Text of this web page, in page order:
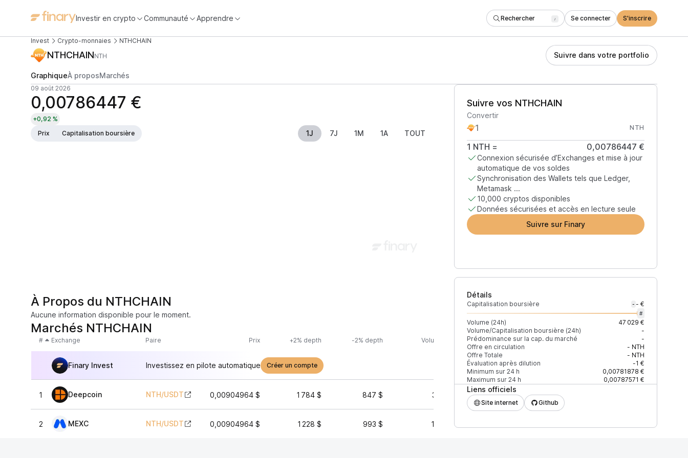
Investir en crypto Communauté Apprendre Rechercher / Se connecter S'inscrire
Invest Crypto-monnaies NTHCHAIN
NTHCHAINNTH Suivre dans votre portfolio
GraphiqueÀ proposMarchés
09 août 2026
0,00786447 €
+0,92 %
Prix
Capitalisation boursière 1J 7J 1M 1A TOUT
Suivre vos NTHCHAIN
Convertir
NTH
1 NTH = 0,00786447 €
Connexion sécurisée d’Exchanges et mise à jour
automatique de vos soldes
Synchronisation des Wallets tels que Ledger,
Metamask ...
10,000 cryptos disponibles
Données sécurisées et accès en lecture seule
Suivre sur Finary
Détails
Capitalisation boursière - - €
#
Volume (24h)
47 029 €
Volume/Capitalisation boursière (24h)
-
Prédominance sur la cap. du marché
-
Offre en circulation
- NTH
Offre Totale
- NTH
Évaluation après dilution
-1 €
Minimum sur 24 h
0,00781878 €
Maximum sur 24 h
0,00787571 €
Liens officiels
Site internet Github
À Propos du NTHCHAIN
Aucune information disponible pour le moment.
Marchés NTHCHAIN
# Exchange Paire Prix +2% depth -2% depth Volume (24h) % du volume Confiance Mis à jour
Finary Invest Investissez en pilote automatique Créer un compte
1 Deepcoin NTH/USDT 0,00904964 $ 1 784 $ 847 $ 34 127 $ 63,06 % ÉLEVÉE
2 MEXC NTH/USDT 0,00904964 $ 1 228 $ 993 $ 19 990 $